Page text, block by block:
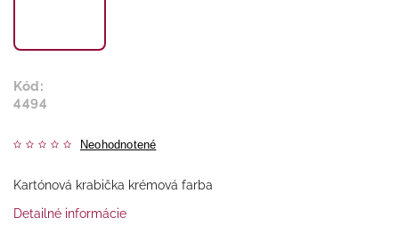
Kód:
4494
Neohodnotené
Kartónová krabička krémová farba
Detailné informácie